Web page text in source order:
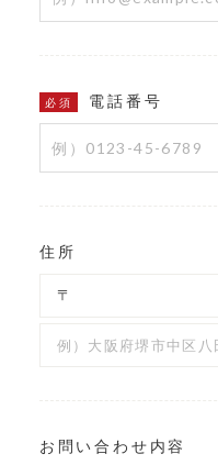
必須 電話番号
住所
お問い合わせ内容